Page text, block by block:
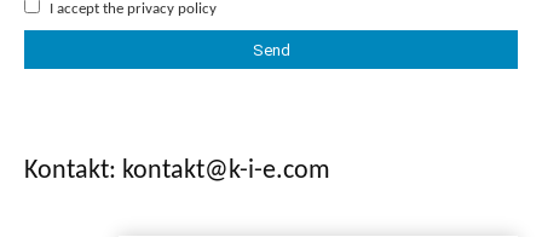
I accept the privacy policy
Kontakt: kontakt@k-i-e.com